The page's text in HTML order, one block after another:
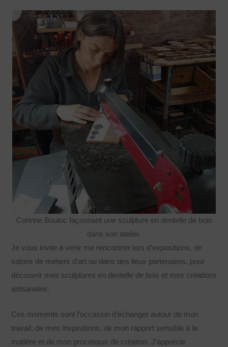
Corinne Bouloc façonnant une sculpture en dentelle de bois
dans son atelier.
Je vous invite à venir me rencontrer lors d’expositions, de
salons de métiers d’art ou dans des lieux partenaires, pour
découvrir mes sculptures en dentelle de bois et mes créations
artisanales.
Ces moments sont l’occasion d’échanger autour de mon
travail, de mes inspirations, de mon rapport sensible à la
matière et de mon processus de création. J’apprécie